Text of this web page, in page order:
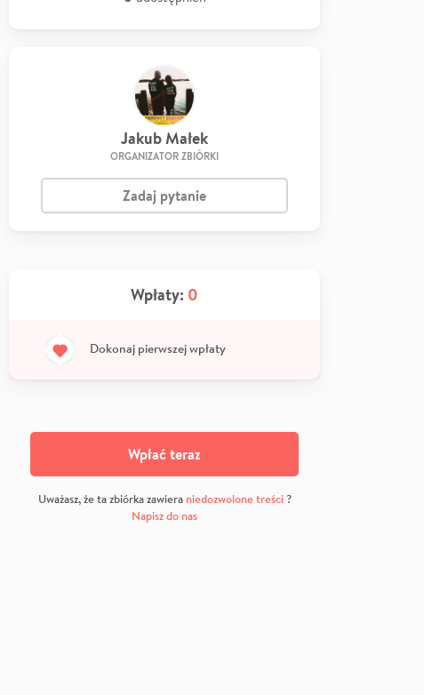
Jakub Małek
ORGANIZATOR ZBIÓRKI
Zadaj pytanie
Wpłaty: 0
Dokonaj pierwszej wpłaty
Wpłać teraz
Uważasz, że ta zbiórka zawiera niedozwolone treści?
Napisz do nas